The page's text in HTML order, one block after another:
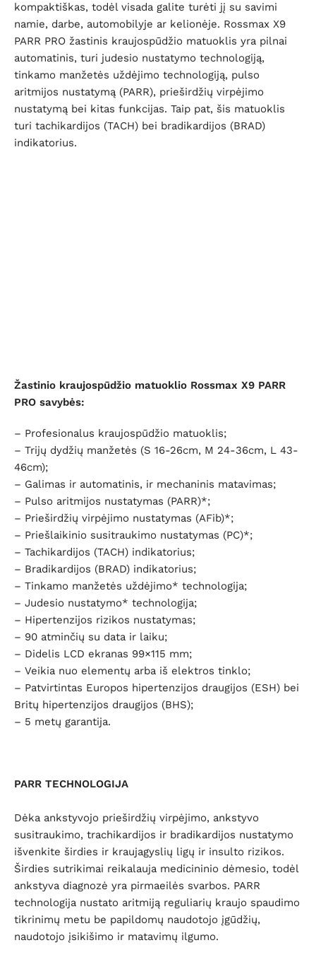
kompaktiškas, todėl visada galite turėti jį su savimi
namie, darbe, automobilyje ar kelionėje. Rossmax X9
PARR PRO žastinis kraujospūdžio matuoklis yra pilnai
automatinis, turi judesio nustatymo technologiją,
tinkamo manžetės uždėjimo technologiją, pulso
aritmijos nustatymą (PARR), prieširdžių virpėjimo
nustatymą bei kitas funkcijas. Taip pat, šis matuoklis
turi tachikardijos (TACH) bei bradikardijos (BRAD)
indikatorius.
Žastinio kraujospūdžio matuoklio Rossmax X9 PARR
PRO savybės:
– Profesionalus kraujospūdžio matuoklis;
– Trijų dydžių manžetės (S 16-26cm, M 24-36cm, L 43-
46cm);
– Galimas ir automatinis, ir mechaninis matavimas;
– Pulso aritmijos nustatymas (PARR)*;
– Prieširdžių virpėjimo nustatymas (AFib)*;
– Priešlaikinio susitraukimo nustatymas (PC)*;
– Tachikardijos (TACH) indikatorius;
– Bradikardijos (BRAD) indikatorius;
– Tinkamo manžetės uždėjimo* technologija;
– Judesio nustatymo* technologija;
– Hipertenzijos rizikos nustatymas;
– 90 atminčių su data ir laiku;
– Didelis LCD ekranas 99×115 mm;
– Veikia nuo elementų arba iš elektros tinklo;
– Patvirtintas Europos hipertenzijos draugijos (ESH) bei
Britų hipertenzijos draugijos (BHS);
– 5 metų garantija.
PARR TECHNOLOGIJA
Dėka ankstyvojo prieširdžių virpėjimo, ankstyvo
susitraukimo, trachikardijos ir bradikardijos nustatymo
išvenkite širdies ir kraujagyslių ligų ir insulto rizikos.
Širdies sutrikimai reikalauja medicininio dėmesio, todėl
ankstyva diagnozė yra pirmaeilės svarbos. PARR
technologija nustato aritmiją reguliarių kraujo spaudimo
tikrinimų metu be papildomų naudotojo įgūdžių,
naudotojo įsikišimo ir matavimų ilgumo.